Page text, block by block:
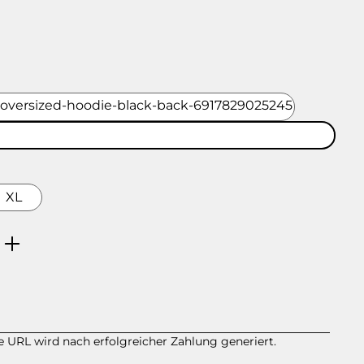
XL
Enter the desired amount or use
URL wird nach erfolgreicher Zahlung generiert.